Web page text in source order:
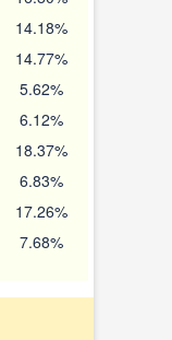
14.18%
14.77%
5.62%
6.12%
18.37%
6.83%
17.26%
7.68%